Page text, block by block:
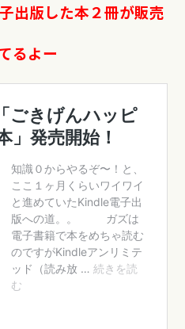
出版した本２冊が販売
るよー